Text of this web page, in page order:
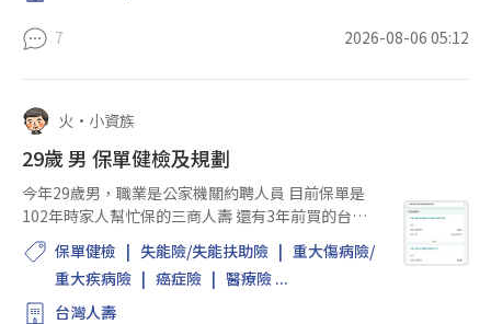
7 2026-08-06 05:12
火 • 小資族
29歲 男 保單健檢及規劃
今年29歲男，職業是公家機關約聘人員 目前保單是
102年時家人幫忙保的三商人壽 還有3年前買的台灣
人壽 每年保費希望控制2-3萬內 體況的部分 本身因為
有偏頭痛所以有持續在神經內科看診 且因為神經內科
醫生認為血壓有...
保單健檢 失能險/失能扶助險
重大傷病險/
重大疾病險
癌症險
醫療險 ...
台灣人壽